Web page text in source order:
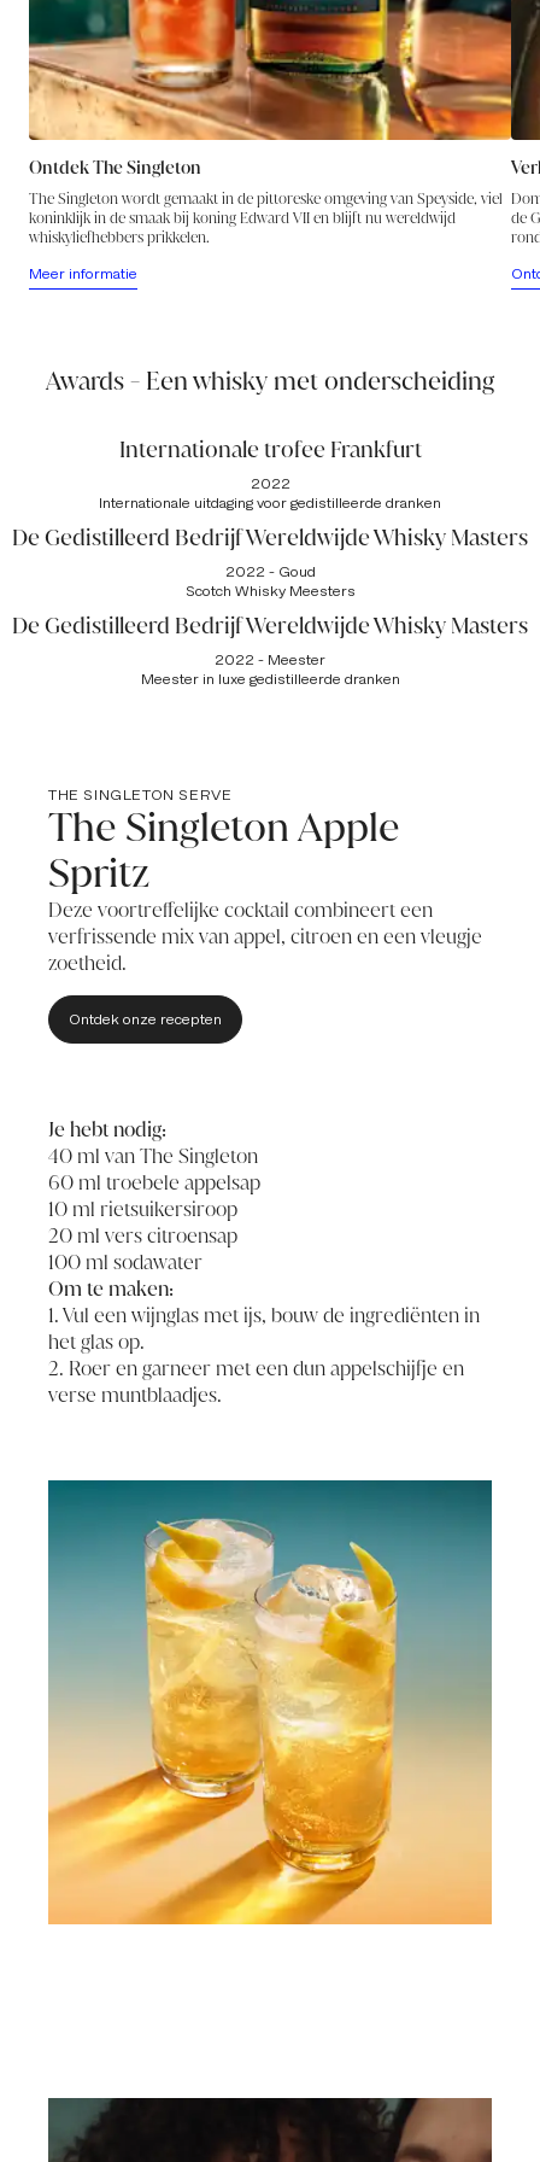
Ontdek The Singleton
The Singleton wordt gemaakt in de pittoreske omgeving van Speyside, viel
koninklijk in de smaak bij koning Edward VII en blijft nu wereldwijd
whiskyliefhebbers prikkelen.
Meer informatie
de
Awards - Een whisky met onderscheiding
Internationale trofee Frankfurt
2022
Internationale uitdaging voor gedistilleerde dranken
De Gedistilleerd Bedrijf Wereldwijde Whisky Masters
2022 - Goud
Scotch Whisky Meesters
De Gedistilleerd Bedrijf Wereldwijde Whisky Masters
2022 - Meester
Meester in luxe gedistilleerde dranken
THE SINGLETON SERVE
The Singleton Apple
Spritz
Deze voortreffelijke cocktail combineert een
verfrissende mix van appel, citroen en een vleugje
zoetheid.
Ontdek onze recepten
Je hebt nodig:
40 ml van The Singleton
60 ml troebele appelsap
10 ml rietsuikersiroop
20 ml vers citroensap
100 ml sodawater
Om te maken:
1. Vul een wijnglas met ijs, bouw de ingrediënten in
het glas op.
2. Roer en garneer met een dun appelschijfje en
verse muntblaadjes.